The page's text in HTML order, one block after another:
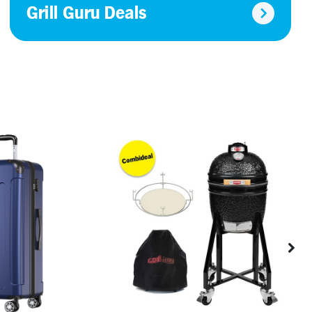
Grill Guru Deals